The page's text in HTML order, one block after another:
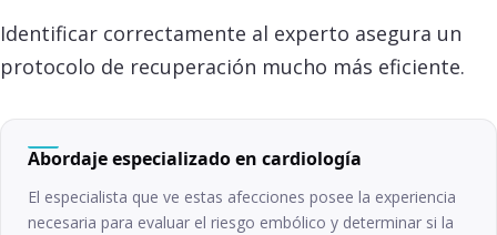
Identificar correctamente al experto asegura un
protocolo de recuperación mucho más eficiente.
Abordaje especializado en cardiología
El especialista que ve estas afecciones posee la experiencia
necesaria para evaluar el riesgo embólico y determinar si la